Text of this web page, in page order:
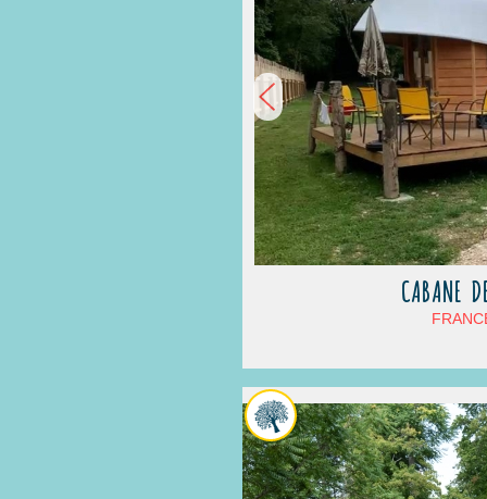
CABANE